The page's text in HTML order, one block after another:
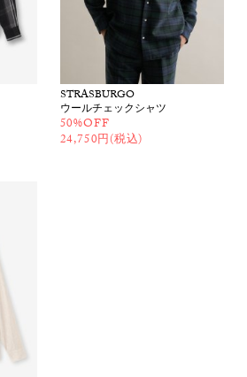
STRASBURGO
ウールチェックシャツ
50%OFF
24,750円(税込)